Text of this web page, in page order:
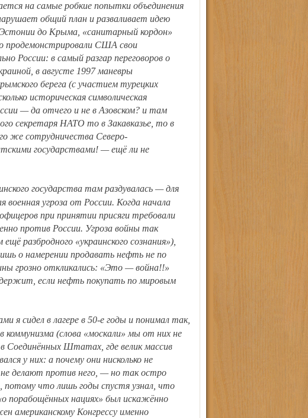
на самые робкие попытки объединения
общий план и разваливает идею
до Крыма, «санитарный кордон»
продемонстрировали США свои
России: в самый разгар переговоров о
в августе 1997 маневры
берега (с участием турецких
историческая символическая
— да отчего и не в Азовском? и там
секретаря НАТО то в Закавказье, то в
же сотрудничества Северо-
государствами! — ещё ли не
военная угроза от России. Когда начала
при принятии присяги требовали
против России. Угроза войны так
разбродного «украинского сознания»),
о намерении продавать нефть не по
грозно откликались: «Это — война!!»
если нефть покупать по мировым
(слова «москали» мы от них не
Соединённых Штатах, где велик массив
у них: а почему они нисколько не
делают против него, — но так остро
что лишь годы спустя узнал, что
порабощённых нациях» был искажённо
американскому Конгрессу именно